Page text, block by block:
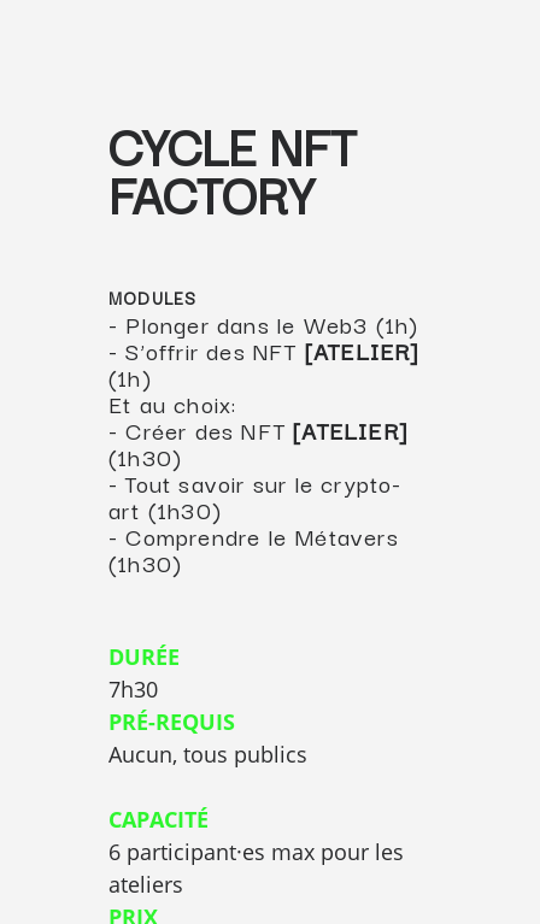
CYCLE NFT
FACTORY
MODULES
- Plonger dans le Web3 (1h)
- S’offrir des NFT [ATELIER]
(1h)
Et au choix:
- Créer des NFT[ATELIER]
(1h30)
- Tout savoir sur le crypto-
art (1h30)
- Comprendre le Métavers
(1h30)
DURÉE
7h30
PRÉ-REQUIS
Aucun, tous publics
CAPACITÉ
6 participant·es max pour les
ateliers
PRIX